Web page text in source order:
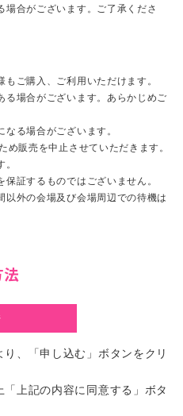
合がございます。ご了承くださ
ご購入、ご利用いただけます。
場合がございます。あらかじめご
る場合がございます。
販売を中止させていただきます。
証するものではございません。
外の会場及び会場周辺での待機は
り、「申し込む」ボタンをクリ
上記の内容に同意する」ボタ